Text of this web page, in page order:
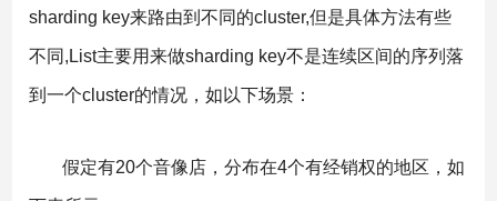
sharding key来路由到不同的cluster,但是具体方法有些
不同,List主要用来做sharding key不是连续区间的序列落
到一个cluster的情况，如以下场景：
假定有20个音像店，分布在4个有经销权的地区，如